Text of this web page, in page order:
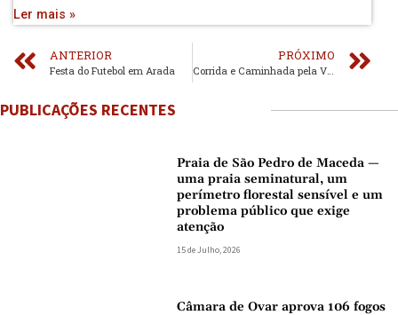
Ler mais »
ANTERIOR
Festa do Futebol em Arada
PRÓXIMO
Corrida e Caminhada pela Vida em Arada
PUBLICAÇÕES RECENTES
Praia de São Pedro de Maceda —
uma praia seminatural, um
perímetro florestal sensível e um
problema público que exige
atenção
15 de Julho, 2026
Câmara de Ovar aprova 106 fogos